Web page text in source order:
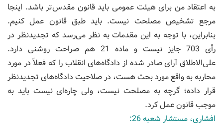
به اعتقاد من برای هیئت عمومی باید قانون مقدس‌تر باشد. اینجا
مرجع تشخیص مصلحت نیست. باید طبق قانون عمل کنیم.
بنابراین، با توجه به این مقدمات به نظر می‌رسد که تجدیدنظر در
رأی 703 جایز نیست و ماده 21 هم صراحت روشنی دارد.
علی‌الاطلاق آرای صادر شده از دادگاه‌های انقلاب را که فعلاً در مورد
محاربه به واقع مورد بحث هست، در صلاحیت دادگاه‌های تجدیدنظر
قرار داده؛ گرچه به مصلحت نیست، ولی چاره‌ای نیست باید به
موجب قانون عمل کرد.
افشاری، مستشار شعبه 26: